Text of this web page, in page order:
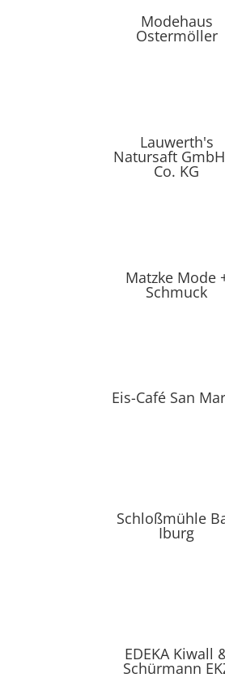
Modehaus
Ostermöller
Lauwerth's
Natursaft
Co. KG
Matzke Mode
Schmuck
Eis-Café San
Schloßmühle
Iburg
EDEKA Kiwall
Schürmann